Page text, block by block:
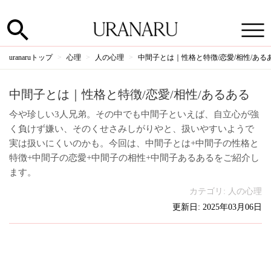
uranaruトップ 心理 人の心理 中間子とは｜性格と特徴/恋愛/相性/ある
中間子とは｜性格と特徴/恋愛/相性/あるある
今や珍しい3人兄弟。その中でも中間子といえば、自立心が強
く負けず嫌い、そのくせさみしがりやと、扱いやすいようで
実は扱いにくいのかも。今回は、中間子とは+中間子の性格と
特徴+中間子の恋愛+中間子の相性+中間子あるあるをご紹介し
ます。
カテゴリ: 人の心理
更新日: 2025年03月06日